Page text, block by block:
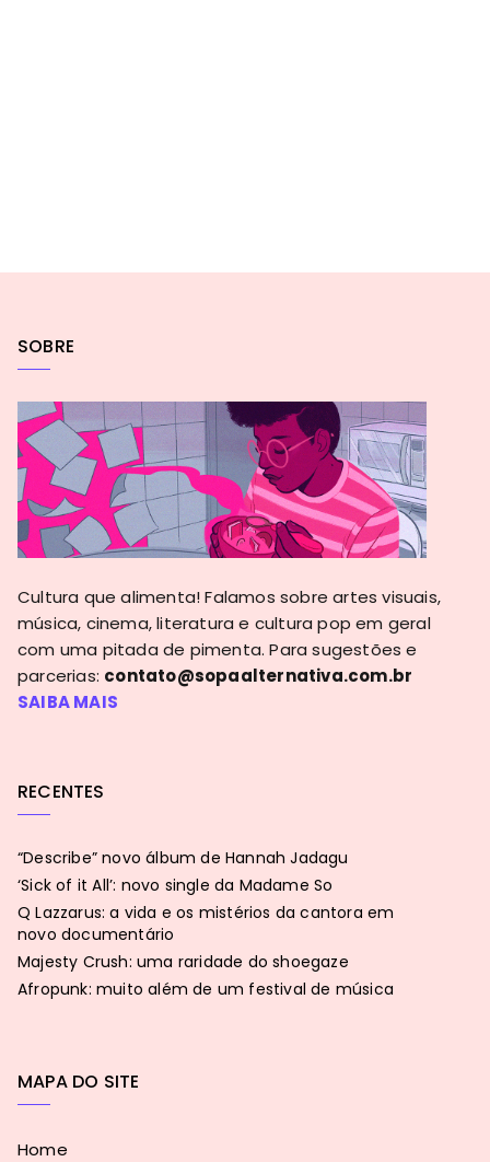
SOBRE
Cultura que alimenta! Falamos sobre artes visuais,
música, cinema, literatura e cultura pop em geral
com uma pitada de pimenta. Para sugestões e
parcerias: contato@sopaalternativa.com.br
SAIBA MAIS
RECENTES
“Describe” novo álbum de Hannah Jadagu
‘Sick of it All’: novo single da Madame So
Q Lazzarus: a vida e os mistérios da cantora em
novo documentário
Majesty Crush: uma raridade do shoegaze
Afropunk: muito além de um festival de música
MAPA DO SITE
Home